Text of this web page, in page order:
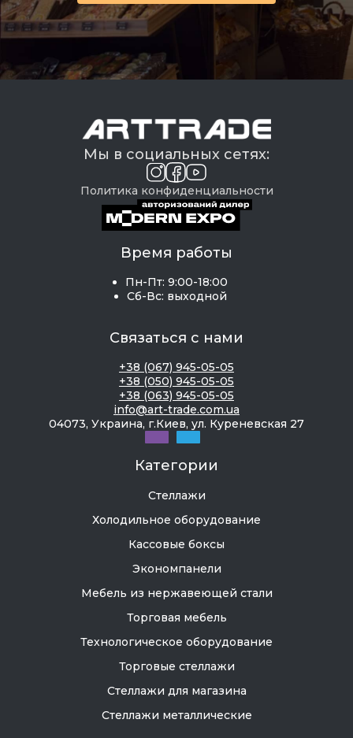
Мы в социальных сетях:
Политика конфиденциальности
Время работы
Пн-Пт: 9:00-18:00
Сб-Вс: выходной
Связаться с нами
+38 (067) 945-05-05
+38 (050) 945-05-05
+38 (063) 945-05-05
info@art-trade.com.ua
04073, Украина, г.Киев, ул. Куреневская 27
Категории
Стеллажи
Холодильное оборудование
Кассовые боксы
Экономпанели
Мебель из нержавеющей стали
Торговая мебель
Технологическое оборудование
Торговые стеллажи
Стеллажи для магазина
Стеллажи металлические